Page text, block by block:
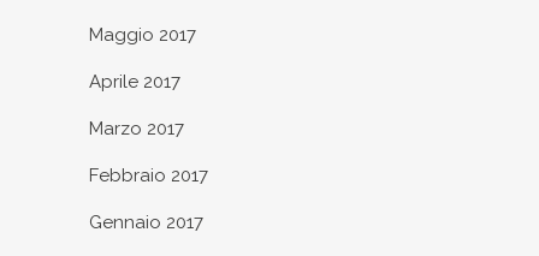
Maggio 2017
Aprile 2017
Marzo 2017
Febbraio 2017
Gennaio 2017